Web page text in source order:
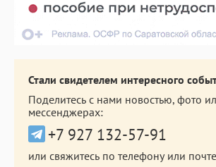
Стали свидетелем интересного
Поделитесь с нами новостью, фото
мессенджерах:
+7 927 132-57-91
или свяжитесь по телефону или почте